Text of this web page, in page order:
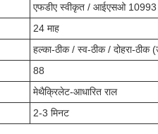
एफडीए स्वीकृत / आईएसओ
24 माह
हल्का-ठीक / स्व-ठीक / दोहरा-ठीक
88
मेथैक्रिलेट-आधारित राल
2-3 मिनट